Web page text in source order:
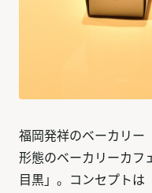
福岡発祥のベーカリー
形態のベーカリーカフ
目黒」。コンセプトは